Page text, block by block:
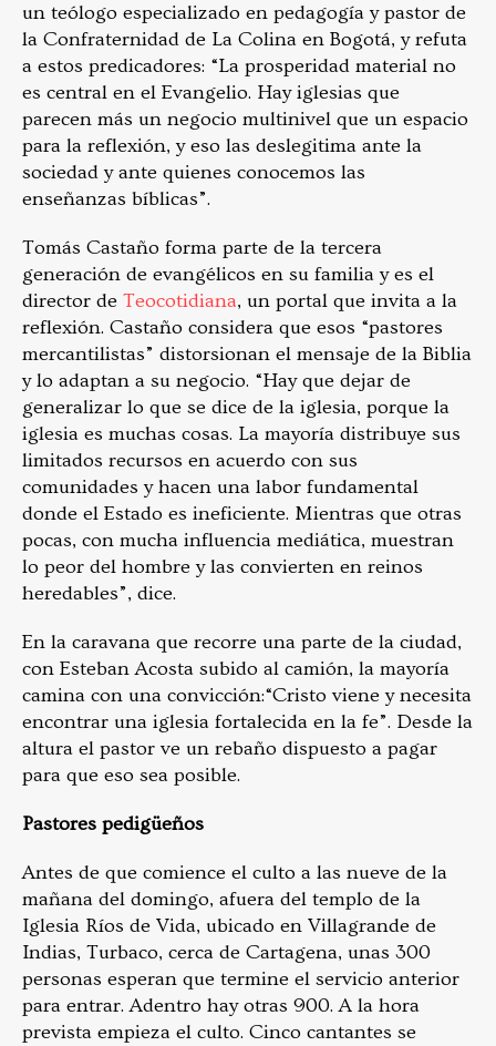
un teólogo especializado en pedagogía y pastor de
la Confraternidad de La Colina en Bogotá, y refuta
a estos predicadores: “La prosperidad material no
es central en el Evangelio. Hay iglesias que
parecen más un negocio multinivel que un espacio
para la reflexión, y eso las deslegitima ante la
sociedad y ante quienes conocemos las
enseñanzas bíblicas”.
Tomás Castaño forma parte de la tercera
generación de evangélicos en su familia y es el
director de Teocotidiana, un portal que invita a la
reflexión. Castaño considera que esos “pastores
mercantilistas” distorsionan el mensaje de la Biblia
y lo adaptan a su negocio. “Hay que dejar de
generalizar lo que se dice de la iglesia, porque la
iglesia es muchas cosas. La mayoría distribuye sus
limitados recursos en acuerdo con sus
comunidades y hacen una labor fundamental
donde el Estado es ineficiente. Mientras que otras
pocas, con mucha influencia mediática, muestran
lo peor del hombre y las convierten en reinos
heredables”, dice.
En la caravana que recorre una parte de la ciudad,
con Esteban Acosta subido al camión, la mayoría
camina con una convicción:“Cristo viene y necesita
encontrar una iglesia fortalecida en la fe”. Desde la
altura el pastor ve un rebaño dispuesto a pagar
para que eso sea posible.
Pastores pedigüeños
Antes de que comience el culto a las nueve de la
mañana del domingo, afuera del templo de la
Iglesia Ríos de Vida, ubicado en Villagrande de
Indias, Turbaco, cerca de Cartagena, unas 300
personas esperan que termine el servicio anterior
para entrar. Adentro hay otras 900. A la hora
prevista empieza el culto. Cinco cantantes se